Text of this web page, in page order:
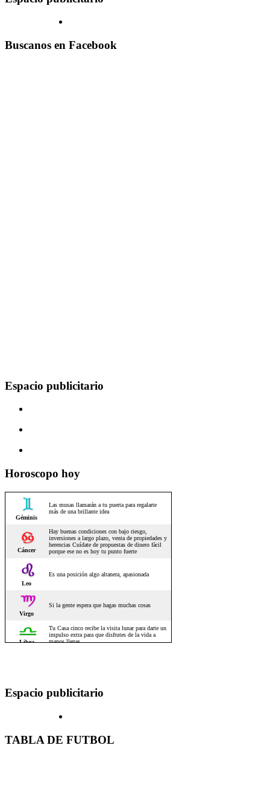
Buscanos en Facebook
Espacio publicitario
Horoscopo hoy
Espacio publicitario
TABLA DE FUTBOL